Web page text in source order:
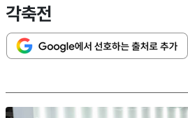
각축전